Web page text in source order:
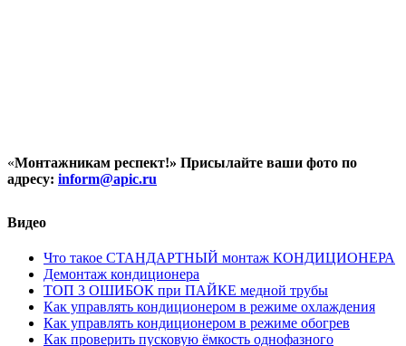
«Монтажникам респект!» Присылайте ваши фото по
адресу: inform@apic.ru
Видео
Что такое СТАНДАРТНЫЙ монтаж КОНДИЦИОНЕРА
Демонтаж кондиционера
ТОП 3 ОШИБОК при ПАЙКЕ медной трубы
Как управлять кондиционером в режиме охлаждения
Как управлять кондиционером в режиме обогрев
Как проверить пусковую ёмкость однофазного